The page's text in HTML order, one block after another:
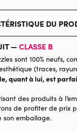
DU
de pièces
—CLASSE B
sont 100% neufs,
(traces,
quant à lui, est
des produits à
de profiter de prix
son emballage.